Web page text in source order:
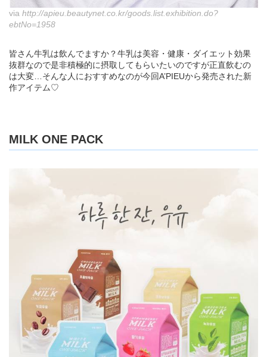
via http://apieu.beautynet.co.kr/goods.list.exhibition.do?
ebtNo=1958
皆さん牛乳は飲んでますか？牛乳は美容・健康・ダイエット効果
抜群なので是非積極的に摂取してもらいたいのですが正直飲むの
は大変…そんな人におすすめなのが今回A’PIEUから発売された新
作アイテム♡
MILK ONE PACK